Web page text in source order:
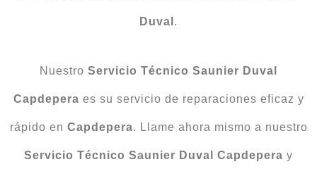
Duval .
Nuestro Servicio Técnico Saunier Duval
Capdepera es su servicio de reparaciones eficaz y
rápido en Capdepera. Llame ahora mismo a nuestro
Servicio Técnico Saunier Duval Capdepera y